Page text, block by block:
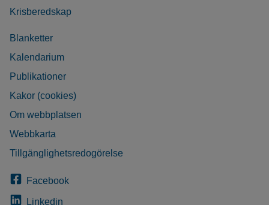
Krisberedskap
Blanketter
Kalendarium
Publikationer
Kakor (cookies)
Om webbplatsen
Webbkarta
Tillgänglighetsredogörelse
Facebook
Linkedin